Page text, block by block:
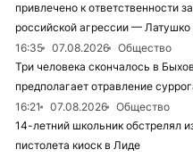
привлечено к ответственности
российской агрессии — Латушко
16:35
07.08.2026
Общество
Три человека скончалось в
предполагает отравление
16:21
07.08.2026
Общество
14-летний школьник обстрелял
пистолета киоск в Лиде